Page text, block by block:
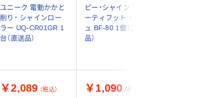
ユニーク 電動かかと
削り・ シャインロー
ラー UQ-CR01GR 1
台（直送品）
ピー・シャイン ビュ
ーティフット ベージ
ュ BF-80 1個（直送
品）
￥2,089 （税込） ￥1,090 （税込）